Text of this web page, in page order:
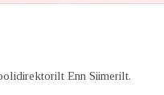
Enn Siimerilt.